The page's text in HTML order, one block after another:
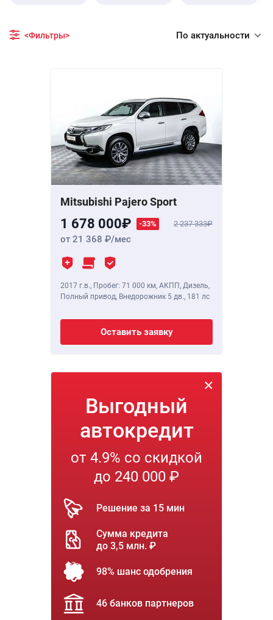
<Фильтры> По актуальности
Mitsubishi Pajero Sport
1 678 000 -33% 2 237 333
от 21 368 /мес
2017 г.в., Пробег: 71 000 км, АКПП, Дизель,
Полный привод, Внедорожник 5 дв., 181 лс
Оставить заявку
Выгодный
автокредит
от 4.9% со скидкой
до 240 000 ₽
Решение за 15 мин
Сумма кредита
до 3,5 млн. ₽
98% шанс одобрения
46 банков партнеров